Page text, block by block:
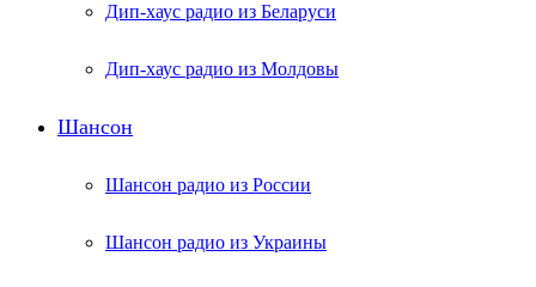
Дип-хаус радио из Беларуси
Дип-хаус радио из Молдовы
Шансон
Шансон радио из России
Шансон радио из Украины